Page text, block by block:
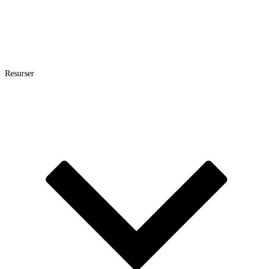
Resurser